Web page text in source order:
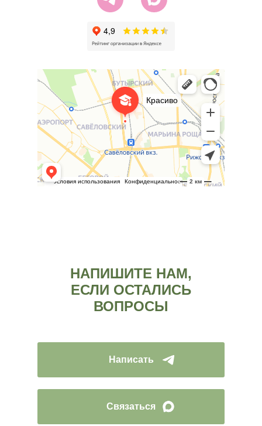
НАПИШИТЕ НАМ,
ЕСЛИ ОСТАЛИСЬ
ВОПРОСЫ
Написать
Связаться